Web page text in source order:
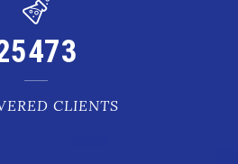
CLIENTS